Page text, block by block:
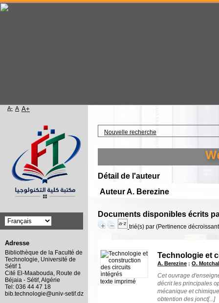
Nouvelle recherche
Détail de l'auteur
Auteur A. Berezine
Documents disponibles écrits
trié(s) par (Pertinence
texte imprimé
Technologie et
A. Berezine ;O.
Cet ouvrage
décrit les principales
mécanique et
obtention des jonct[...]
Accueil
A- A A+
Adresse
Bibliothèque de la Faculté de
Technologie, Université de
Sétif 1
Cité El-Maabouda, Route de
Béjaia - Sétif, Algérie
Tel: 036 44 47 18
bib.technologie@univ-setif.dz